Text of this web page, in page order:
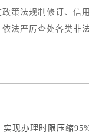
策法规制修订、信
法严厉查处各类非
现办理时限压缩